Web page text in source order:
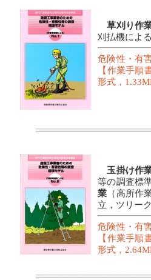
草刈り作
刈払機によ
危険性・有
【作業手
形式，
玉掛け作
等の調査標
業 （高所作
立，ツリー
危険性・有
【作業手
形式，